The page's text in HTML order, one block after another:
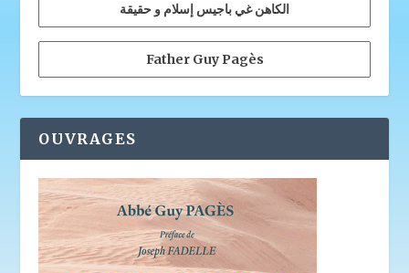
الكاهن غي باجيس إسلام و حقيقة
Father Guy Pagès
OUVRAGES